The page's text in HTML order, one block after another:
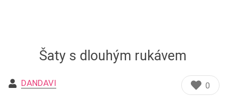
Šaty s dlouhým rukávem
0
DANDAVI